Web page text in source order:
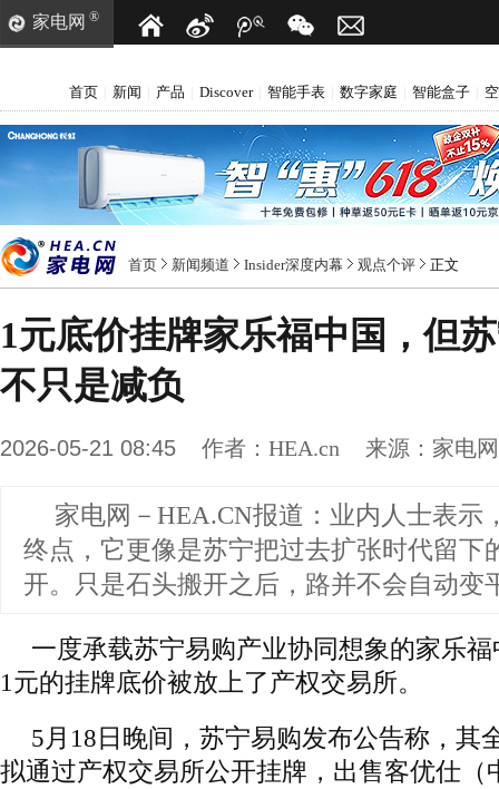
家电网 ®
首页 新闻 产品 Discover 智能手表 数字家庭 智能盒子
首页 新闻频道 Insider深度内幕 观点个评 正文
1元底价挂牌家乐福中国，但
不只是减负
2026-05-21 08:45 作者： HEA.cn 来源： 家电网
家电网－HEA.CN报道： 业内人士表示
终点，它更像是苏宁把过去扩张时代留下
开。只是石头搬开之后，路并不会自动变
一度承载苏宁易购产业协同想象的家乐
1元的挂牌底价被放上了产权交易所。
5月18日晚间，苏宁易购发布公告称，其
拟通过产权交易所公开挂牌，出售客优仕（